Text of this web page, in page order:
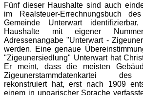
Fünf dieser Haushalte sind auch
im Realsteuer-Errechnungsbuch
Gemeinde Unterwart
Haushalte mit eigener
Adressenangabe "Unterwart -
werden. Eine genaue
"Zigeunersiedlung" Unterwart hat
Er meint, dass die meisten
Zigeunerstammdatenkartei des
rekonstruiert hat, erst nach 1909
einem in ungarischer Sprache